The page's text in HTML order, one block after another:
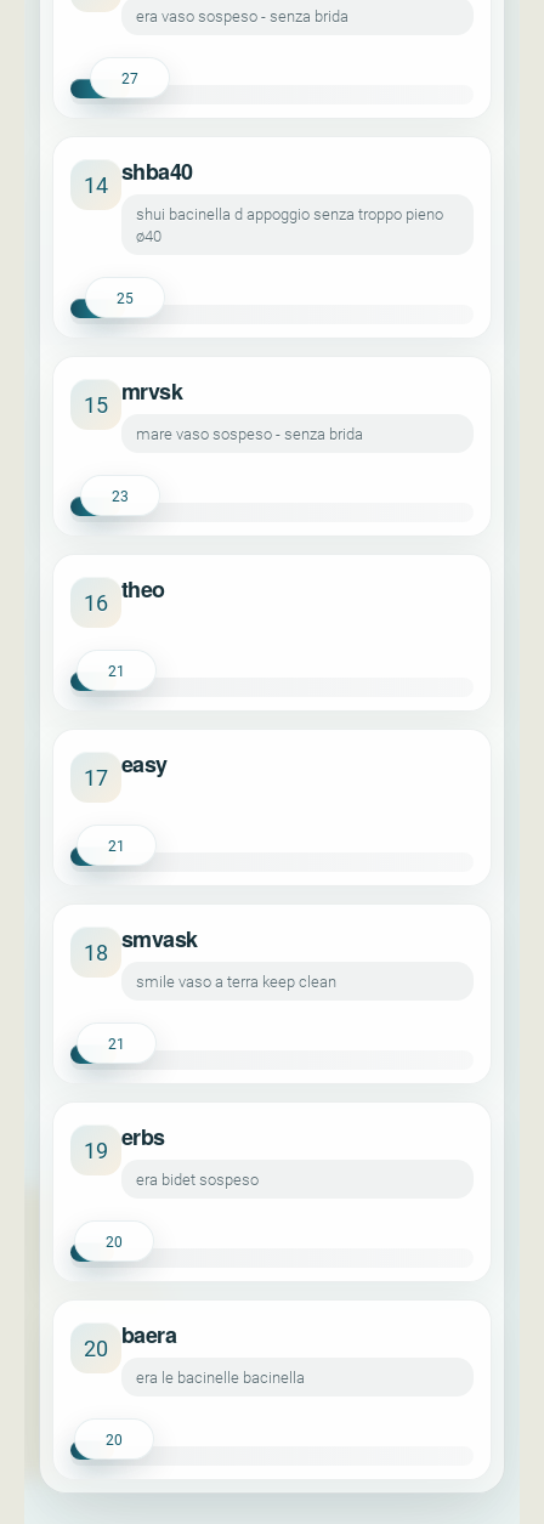
era vaso sospeso - senza brida
27
14 shba40
shui bacinella d appoggio senza troppo pieno
ø40
25
15 mrvsk
mare vaso sospeso - senza brida
23
16 theo
21
17 easy
21
18 smvask
smile vaso a terra keep clean
21
19 erbs
era bidet sospeso
20
20 baera
era le bacinelle bacinella
20